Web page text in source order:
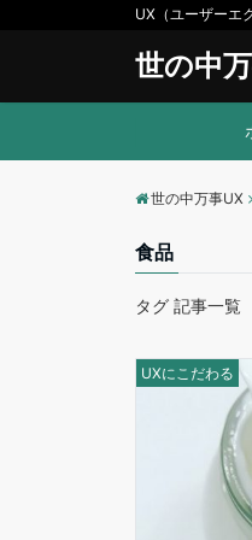
UX（ユーザーエ
世の中
世の中万事UX
食品
タグ 記事一覧
UXにこだわる